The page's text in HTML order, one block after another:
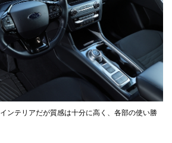
ンテリアだが質感は十分に高く、各部の使い勝